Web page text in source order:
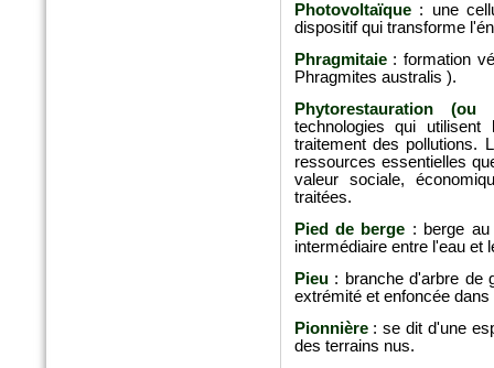
Photovoltaïque: une
dispositif qui transforme
Phragmitaie: formation
Phragmites australis ).
Phytorestauration (ou
technologies qui
traitement des pollutions.
ressources essentielles
valeur sociale,
traitées.
Pied de berge : berge
intermédiaire entre l'eau et
Pieu: branche d'arbre de
extrémité et enfoncée dans
Pionnière: se dit d'une
des terrains nus.